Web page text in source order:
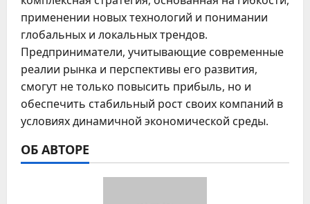
применении новых технологий и понимании
глобальных и локальных трендов.
Предприниматели, учитывающие современные
реалии рынка и перспективы его развития,
смогут не только повысить прибыль, но и
обеспечить стабильный рост своих компаний в
условиях динамичной экономической среды.
ОБ АВТОРЕ